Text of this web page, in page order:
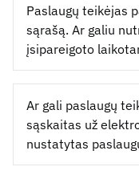
Paslaugų teikėjas
sąrašą. Ar galiu
įsipareigoto
Ar gali paslaugų
sąskaitas už
nustatytas